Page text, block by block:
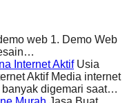
web 1. Demo Web
Internet AktifUsia
Aktif Media internet
digemari saat…